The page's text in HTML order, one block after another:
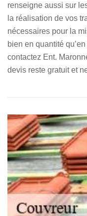
renseigne aussi sur
la réalisation de vos
nécessaires pour la
bien en quantité
contactez Ent.
devis reste gratuit et